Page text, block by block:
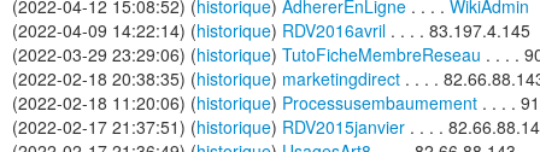
(2022-04-12 15:08:52) (historique) AdhererEnLigne . . . . WikiAdmin
(2022-04-09 14:22:14) (historique) RDV2016avril . . . . 83.197.4.145
(2022-03-29 23:29:06) (historique) TutoFicheMembreReseau . . . .
(2022-02-18 20:38:35) (historique) marketingdirect . . . .
(2022-02-18 11:20:06) (historique) Processusembaumement . . . .
(2022-02-17 21:37:51) (historique) RDV2015janvier . . . .